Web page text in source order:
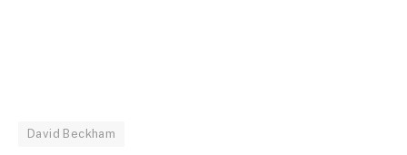
David Beckham